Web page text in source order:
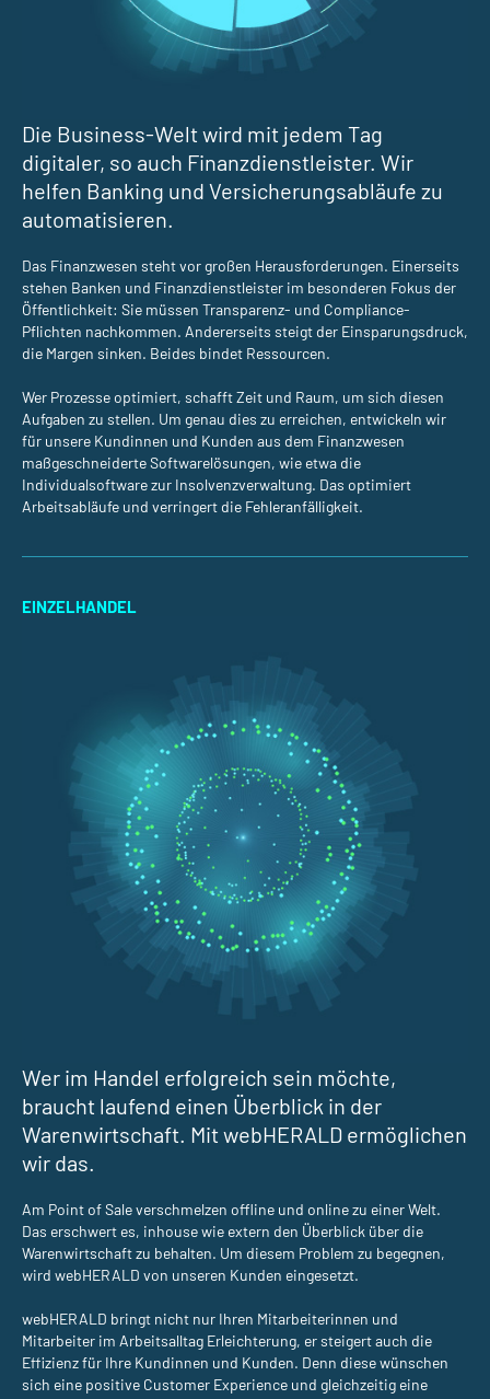
Die Business-Welt wird mit jedem Tag
digitaler, so auch Finanzdienstleister. Wir
helfen Banking und Versicherungsabläufe zu
automatisieren.
Das Finanzwesen steht vor großen Herausforderungen. Einerseits
stehen Banken und Finanzdienstleister im besonderen Fokus der
Öffentlichkeit: Sie müssen Transparenz- und Compliance-
Pflichten nachkommen. Andererseits steigt der Einsparungsdruck,
die Margen sinken. Beides bindet Ressourcen.
Wer Prozesse optimiert, schafft Zeit und Raum, um sich diesen
Aufgaben zu stellen. Um genau dies zu erreichen, entwickeln wir
für unsere Kundinnen und Kunden aus dem Finanzwesen
maßgeschneiderte Softwarelösungen, wie etwa die
Individualsoftware zur Insolvenzverwaltung. Das optimiert
Arbeitsabläufe und verringert die Fehleranfälligkeit.
EINZELHANDEL
Wer im Handel erfolgreich sein möchte,
braucht laufend einen Überblick in der
Warenwirtschaft. Mit webHERALD ermöglichen
wir das.
Am Point of Sale verschmelzen offline und online zu einer Welt.
Das erschwert es, inhouse wie extern den Überblick über die
Warenwirtschaft zu behalten. Um diesem Problem zu begegnen,
wird webHERALD von unseren Kunden eingesetzt.
webHERALD bringt nicht nur Ihren Mitarbeiterinnen und
Mitarbeiter im Arbeitsalltag Erleichterung, er steigert auch die
Effizienz für Ihre Kundinnen und Kunden. Denn diese wünschen
sich eine positive Customer Experience und gleichzeitig eine